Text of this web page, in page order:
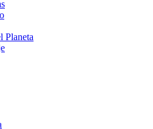
Planeta